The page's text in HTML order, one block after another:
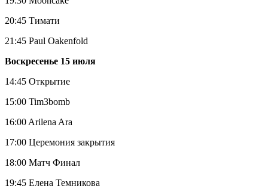
20:45 Тимати
21:45 Paul Oakenfold
Воскресенье 15 июля
14:45 Открытие
15:00 Tim3bomb
16:00 Arilena Ara
17:00 Церемония закрытия
18:00 Матч Финал
19:45 Елена Темникова